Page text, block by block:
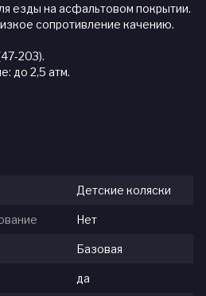
езды на асфальтовом покрытии.
сопротивление качению.
203).
до 2,5 атм.
Детские коляски
Нет
Базовая
да